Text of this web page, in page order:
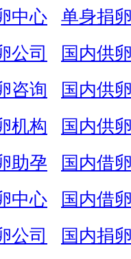
中心
单身捐
公司
国内供
咨询
国内供
机构
国内供
助孕
国内借
中心
国内借
公司
国内捐